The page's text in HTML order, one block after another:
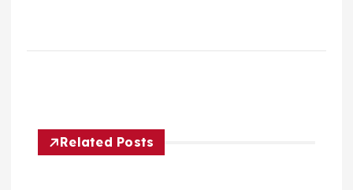
Related Posts